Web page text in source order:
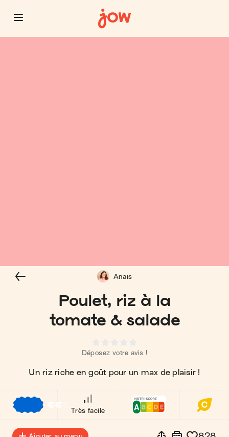
Poulet, riz à la
tomate & salade
Déposez votre avis !
Un riz riche en goût pour un max de plaisir !
Anaïs
€€
Très facile